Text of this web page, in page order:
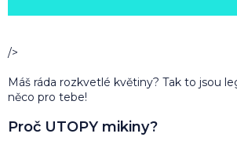
/>
Máš ráda rozkvetlé květiny? Tak to jsou
něco pro tebe!
Proč UTOPY mikiny?